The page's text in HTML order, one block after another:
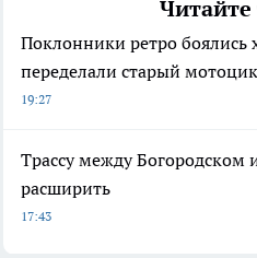
Поклонники ретро боялись
переделали старый
19:27
Трассу между Богородском
расширить
17:43